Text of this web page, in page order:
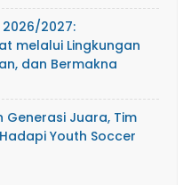
2026/2027:
melalui Lingkungan
dan Bermakna
Generasi Juara, Tim
Youth Soccer